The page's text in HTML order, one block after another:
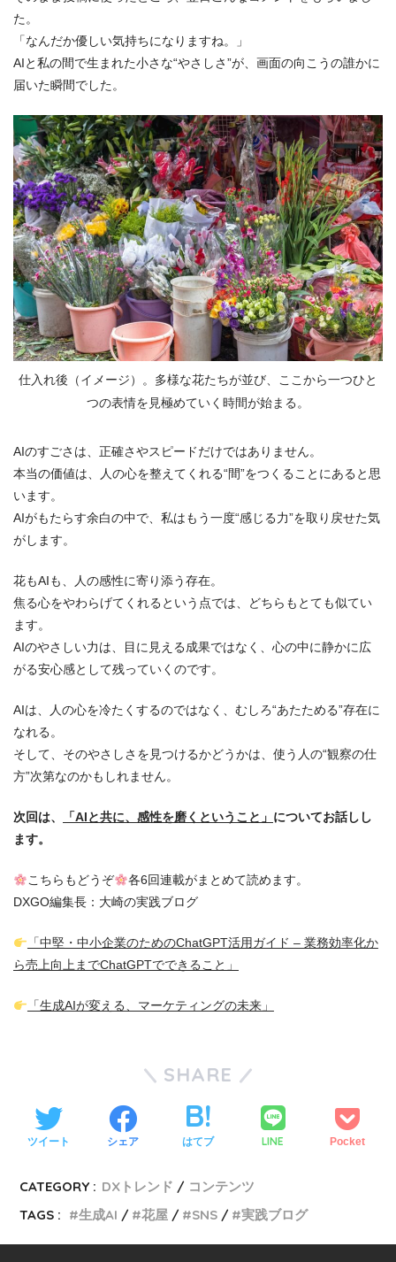
た。
「なんだか優しい気持ちになりますね。」
AIと私の間で生まれた小さな“やさしさ”が、画面の向こうの誰かに
届いた瞬間でした。
仕入れ後（イメージ）。多様な花たちが並び、ここから一つひと
つの表情を見極めていく時間が始まる。
AIのすごさは、正確さやスピードだけではありません。
本当の価値は、人の心を整えてくれる“間”をつくることにあると思
います。
AIがもたらす余白の中で、私はもう一度“感じる力”を取り戻せた気
がします。
花もAIも、人の感性に寄り添う存在。
焦る心をやわらげてくれるという点では、どちらもとても似てい
ます。
AIのやさしい力は、目に見える成果ではなく、心の中に静かに広
がる安心感として残っていくのです。
AIは、人の心を冷たくするのではなく、むしろ“あたためる”存在に
なれる。
そして、そのやさしさを見つけるかどうかは、使う人の“観察の仕
方”次第なのかもしれません。
次回は、 「AIと共に、感性を磨くということ」 についてお話しし
ます。
こちらもどうぞ
各6回連載がまとめて読めます。
DXGO編集長：大崎の実践ブログ
「中堅・中小企業のためのChatGPT活用ガイド – 業務効率化か
ら売上向上までChatGPTでできること」
「生成AIが変える、マーケティングの未来」
SHARE
ツイート シェア はてブ LINE Pocket
CATEGORY : DXトレンド
コンテンツ
TAGS :
生成AI 花屋 SNS 実践ブログ